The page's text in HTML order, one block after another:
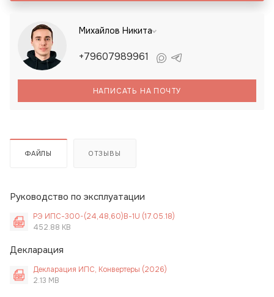
Михайлов Никита
+79607989961
НАПИСАТЬ НА ПОЧТУ
ФАЙЛЫ ОТЗЫВЫ
Руководство по эксплуатации
РЭ ИПС-300-(24,48,60)В-1U (17.05.18)
452.88 KB
Декларация
Декларация ИПС, Конвертеры (2026)
2.13 MB